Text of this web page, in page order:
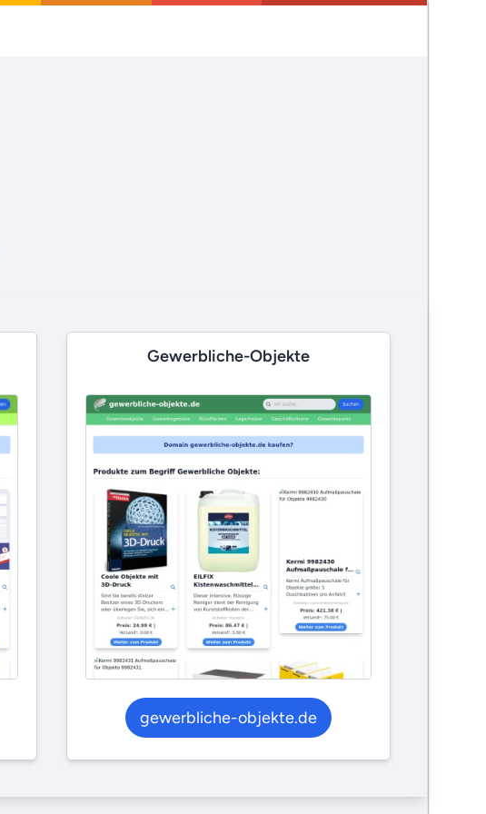
Gewerbliche-Objekte
gewerbliche-objekte.de